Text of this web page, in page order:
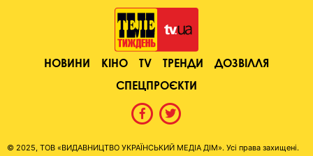
НОВИНИ КІНО TV ТРЕНДИ
ДОЗВІЛЛЯ
СПЕЦПРОЄКТИ
© 2025, ТОВ «ВИДАВНИЦТВО УКРАЇНСЬКИЙ МЕДІА ДІМ». Усі права захищені.